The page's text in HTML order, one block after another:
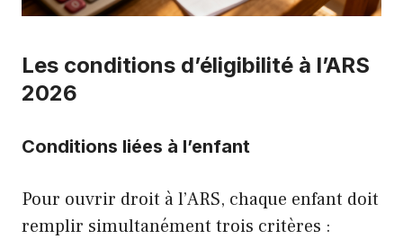
Les conditions d’éligibilité à l’ARS
2026
Conditions liées à l’enfant
Pour ouvrir droit à l’ARS, chaque enfant doit
remplir simultanément trois critères :